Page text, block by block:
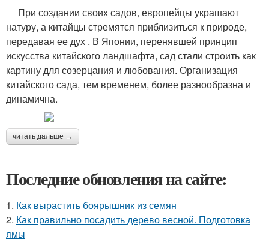
При создании своих садов, европейцы украшают
натуру, а китайцы стремятся приблизиться к природе,
передавая ее дух . В Японии, перенявшей принцип
искусства китайского ландшафта, сад стали строить как
картину для созерцания и любования. Организация
китайского сада, тем временем, более разнообразна и
динамична.
читать дальше →
Последние обновления на сайте:
1. Как вырастить боярышник из семян
2. Как правильно посадить дерево весной. Подготовка
ямы